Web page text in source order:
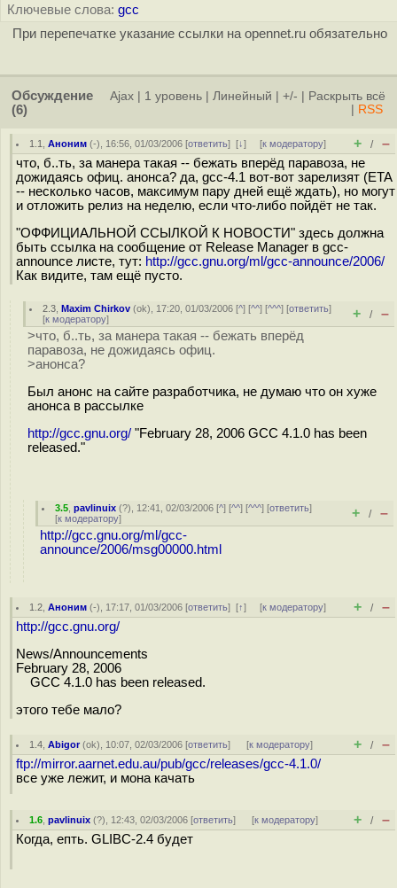
Ключевые слова: gcc
При перепечатке указание ссылки на opennet.ru обязательно
Обсуждение
(6)
Ajax 1 уровень Линейный +/-
Раскрыть всё
RSS
1.1 ,Аноним (-), 16:56, 01/03/2006 [ответить][↓] [к модератору] + / –
что, б..ть, за манера такая -- бежать вперёд паравоза, не
дожидаясь офиц. анонса? да, gcc-4.1 вот-вот зарелизят (ETA
-- несколько часов, максимум пару дней ещё ждать), но могут
и отложить релиз на неделю, если что-либо пойдёт не так.
"ОФФИЦИАЛЬНОЙ ССЫЛКОЙ К НОВОСТИ" здесь должна
быть ссылка на сообщение от Release Manager в gcc-
announce листе, тут: http://gcc.gnu.org/ml/gcc-announce/2006/
Как видите, там ещё пусто.
2.3 ,Maxim Chirkov (ok), 17:20, 01/03/2006 [^] [^^] [^^^] [ответить]
[к модератору] + / –
>что, б..ть, за манера такая -- бежать вперёд
паравоза, не дожидаясь офиц.
>анонса?
Был анонс на сайте разработчика, не думаю что он хуже
анонса в рассылке
http://gcc.gnu.org/ "February 28, 2006 GCC 4.1.0 has been
released."
3.5 ,pavlinuix (?), 12:41, 02/03/2006 [^] [^^] [^^^] [ответить]
[к модератору] + / –
http://gcc.gnu.org/ml/gcc-
announce/2006/msg00000.html
1.2 ,Аноним (-), 17:17, 01/03/2006 [ответить][↑] [к модератору] + / –
http://gcc.gnu.org/
News/Announcements
February 28, 2006
GCC 4.1.0 has been released.
этого тебе мало?
1.4 ,Abigor(ok), 10:07, 02/03/2006 [ответить] [к модератору] + / –
ftp://mirror.aarnet.edu.au/pub/gcc/releases/gcc-4.1.0/
все уже лежит, и мона качать
1.6 ,pavlinuix (?), 12:43, 02/03/2006 [ответить] [к модератору] + / –
Когда, епть. GLIBC-2.4 будет